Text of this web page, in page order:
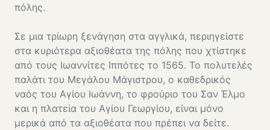
πόλης.
Σε μια τρίωρη ξενάγηση στα αγγλικά, περιηγείστε
στα κυριότερα αξιοθέατα της πόλης που χτίστηκε
από τους Ιωαννίτες Ιππότες το 1565. Το πολυτελές
παλάτι του Μεγάλου Μάγιστρου, ο καθεδρικός
ναός του Αγίου Ιωάννη, το φρούριο του Σαν Έλμο
και η πλατεία του Αγίου Γεωργίου, είναι μόνο
μερικά από τα αξιοθέατα που πρέπει να δείτε.